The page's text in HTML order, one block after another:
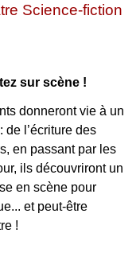
Science-fiction
sur scène !
donneront vie à un
: de l’écriture des
en passant par les
ils découvriront un
en scène pour
et peut-être
!